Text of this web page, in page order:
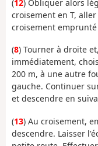
(12) Obliquer alors
croisement en T,
croisement
(8) Tourner à droite
immédiatement,
200 m, à une autre
gauche. Continuer
et descendre en
(13) Au croisement,
descendre. Laisser